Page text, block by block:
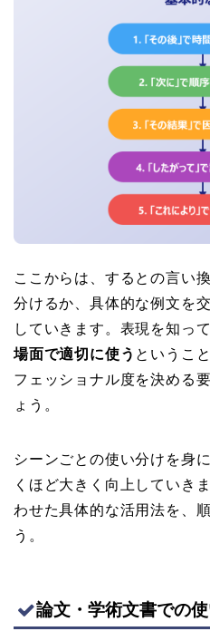
ここからは、するとの言い
分けるか、具体的な例文を
していきます。表現を知っ
場面で適切に使う というこ
フェッショナル度を決める
ょう。
シーンごとの使い分けを身
くほど大きく向上していき
わせた具体的な活用法を、
う。
論文・学術文書での